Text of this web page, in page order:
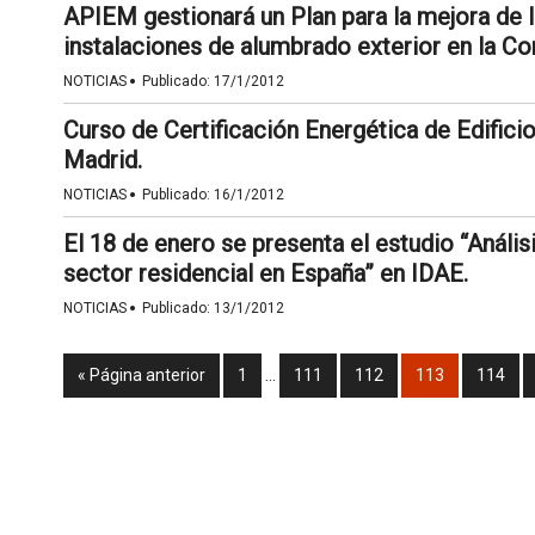
APIEM gestionará un Plan para la mejora
instalaciones de alumbrado exterior en la
NOTICIAS · Publicado: 17/1/2012
Curso de Certificación Energética de
Madrid.
NOTICIAS · Publicado: 16/1/2012
El 18 de enero se presenta el estudio
sector residencial en España” en IDAE.
NOTICIAS · Publicado: 13/1/2012
« Página anterior 1 111 112 113 114